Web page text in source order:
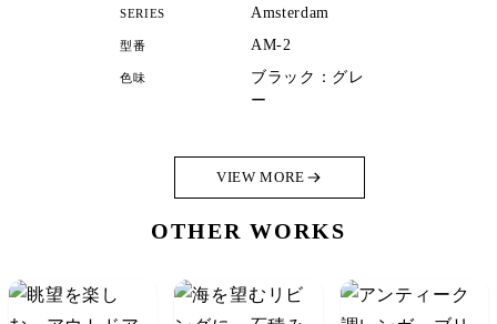
SERIES Amsterdam
型番 AM-2
色味
ブラック：グレ
ー
VIEW MORE
OTHER WORKS